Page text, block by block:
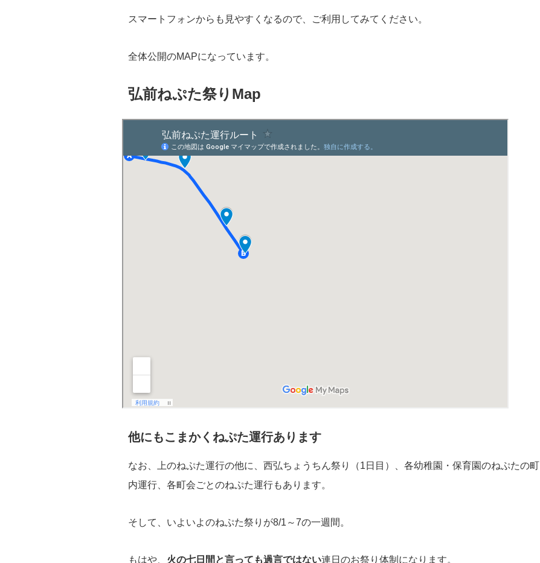
スマートフォンからも見やすくなるので、ご利用してみてください。
全体公開のMAPになっています。
弘前ねぷた祭りMap
他にもこまかくねぷた運行あります
なお、上のねぷた運行の他に、西弘ちょうちん祭り（1日目）、各幼稚園・保育園のねぷたの町
内運行、各町会ごとのねぷた運行もあります。
そして、いよいよのねぷた祭りが8/1～7の一週間。
もはや、 火の七日間と言っても過言ではない連日のお祭り体制になります。